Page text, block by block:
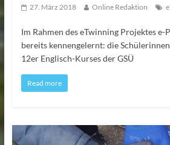
27. März 2018 Online Redaktion
Im Rahmen des eTwinning Projektes e-
bereits kennengelernt: die
12er Englisch-Kurses der GSÜ
Read more